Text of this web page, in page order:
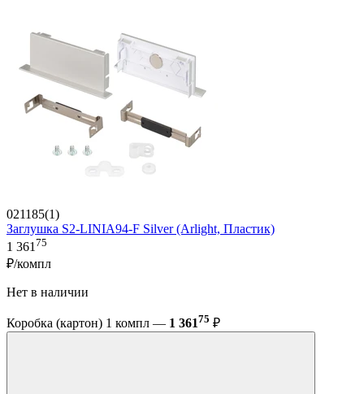
021185(1)
Заглушка S2-LINIA94-F Silver (Arlight, Пластик)
1 361 75
₽/компл
Нет в наличии
Коробка (картон) 1 компл — 1 36175 ₽